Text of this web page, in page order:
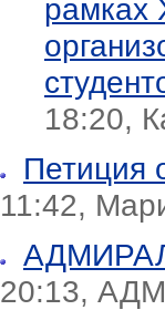
рамках
18:20,
Петиция
11:42,
20:13,